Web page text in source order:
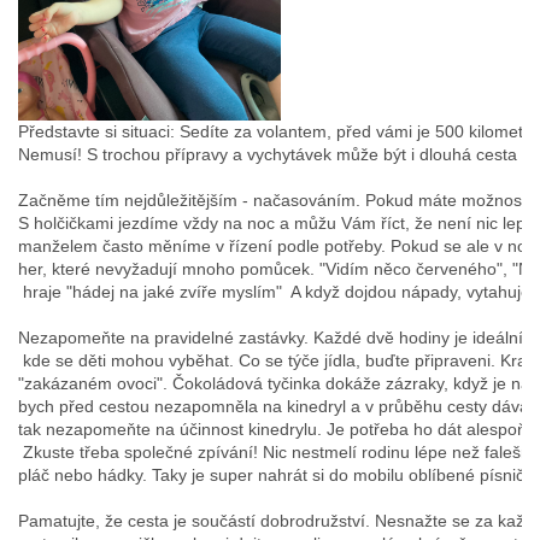
Značky
Měna
(CZK)
Představte si situaci: Sedíte za volantem, před vámi je 500
Začněme tím nejdůležitějším - načasováním. Pokud máte
S holčičkami jezdíme vždy na noc a můžu Vám říct, že není nic
manželem často měníme v řízení podle potřeby. Pokud se ale v
her, které nevyžadují mnoho pomůcek. "Vidím něco červeného",
hraje "hádej na jaké zvíře myslím"  A když dojdou nápady,
Nezapomeňte na pravidelné zastávky. Každé dvě hodiny je
kde se děti mohou vyběhat. Co se týče jídla, buďte připraveni.
"zakázaném ovoci". Čokoládová tyčinka dokáže zázraky, když je
bych před cestou nezapomněla na kinedryl a v průběhu cesty
tak nezapomeňte na účinnost kinedrylu. Je potřeba ho dát
Zkuste třeba společné zpívání! Nic nestmelí rodinu lépe než
pláč nebo hádky. Taky je super nahrát si do mobilu oblíbené
Pamatujte, že cesta je součástí dobrodružství. Nesnažte se za